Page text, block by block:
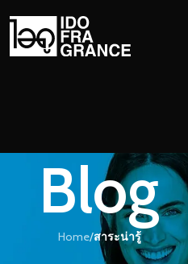
Blog
Home/สาระน่ารู้